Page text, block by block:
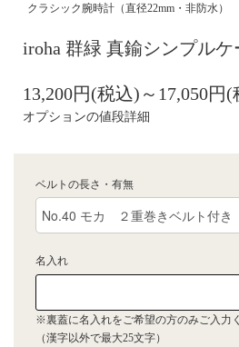
クラシック腕時計（直径22mm・非防水）
iroha 群緑 真鍮シンプルケ
13,200円(税込)～17,050円(
オプションの値段詳細
ベルトの長さ・有無
名入れ
※裏蓋に名入れをご希望の方のみご入力
（漢字以外で最大25文字）